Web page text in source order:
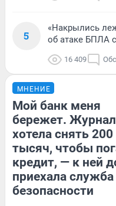
5
«Накрылись
об атаке БПЛА
16 409
МНЕНИЕ
Мой банк меня
бережет.
хотела снять 200
тысяч, чтобы
кредит, — к ней
приехала служба
безопасности